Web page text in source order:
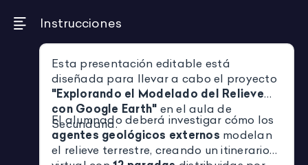
Instrucciones
Esta presentación editable está
diseñada para llevar a cabo el proyecto
"Explorando el Modelado del Relieve
con Google Earth" en el aula de
Secundaria.
El alumnado deberá investigar cómo los
agentes geológicos externos modelan
el relieve terrestre, creando un itinerario